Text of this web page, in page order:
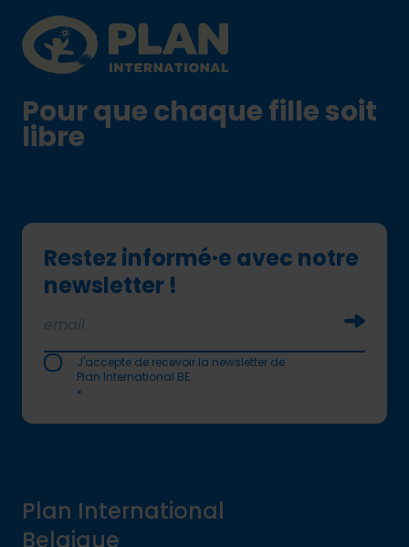
Plan International logo
Pour que chaque fille soit
libre
Restez informé·e avec notre
newsletter !
J'accepte de recevoir la newsletter de
Plan International BE.
*
Plan International
Belgique